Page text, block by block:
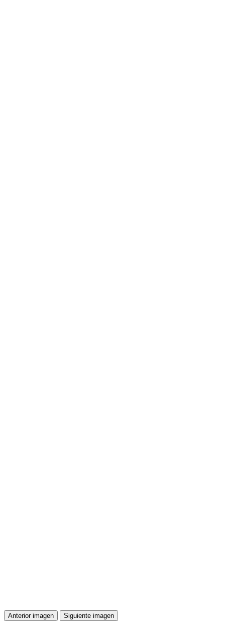
Anterior imagen Siguiente imagen